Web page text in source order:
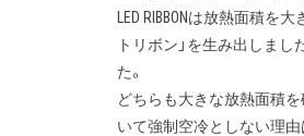
LED RIBBONは放熱面積
トリボン」を生み出しまし
た。
どちらも大きな放熱面積
いて強制空冷としない理